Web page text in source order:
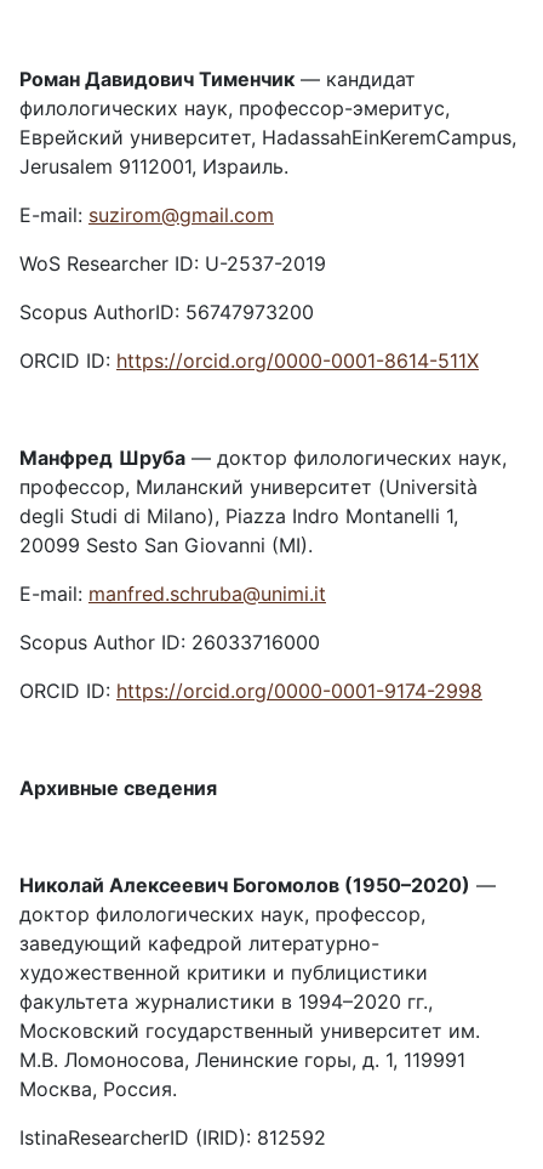
Роман Давидович Тименчик — кандидат
филологических наук, профессор-эмеритус,
Еврейский университет, HadassahEinKeremCampus,
Jerusalem 9112001, Израиль.
E-mail: suzirom@gmail.com
WoS Researcher ID: U-2537-2019
Scopus AuthorID: 56747973200
ORCID ID: https://orcid.org/0000-0001-8614-511X
Манфред Шруба — доктор филологических наук,
профессор, Миланский университет (Università
degli Studi di Milano), Piazza Indro Montanelli 1,
20099 Sesto San Giovanni (MI).
E-mail: manfred.schruba@unimi.it
Scopus Author ID: 26033716000
ORCID ID: https://orcid.org/0000-0001-9174-2998
Архивные сведения
Николай Алексеевич Богомолов (1950–2020) —
доктор филологических наук, профессор,
заведующий кафедрой литературно-
художественной критики и публицистики
факультета журналистики в 1994–2020 гг.,
Московский государственный университет им.
М.В. Ломоносова, Ленинские горы, д. 1, 119991
Москва, Россия.
IstinaResearcherID (IRID): 812592